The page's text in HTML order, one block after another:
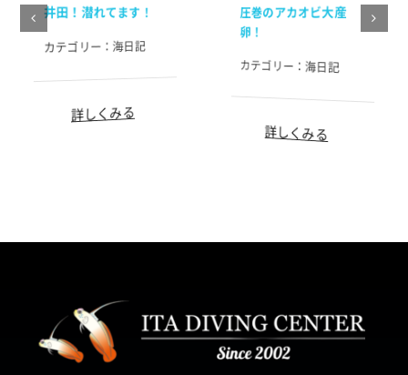
井田！潜れてます！
カテゴリー： 海日記
詳しくみる
圧巻のアカオビ大産
卵！
カテゴリー：海日記
詳しくみる